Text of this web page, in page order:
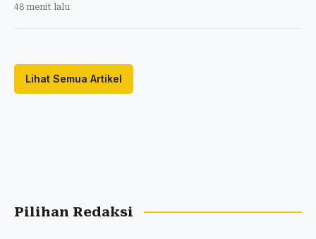
48 menit lalu
Lihat Semua Artikel
Pilihan Redaksi